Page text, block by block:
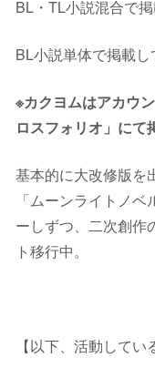
BL・TL小説混合で
BL小説単体で掲載し
※カクヨムはアカウ
ロスフォリオ」にて
基本的に大改修版を
「ムーンライトノ
ーしずつ、二次創作
ト移行中。
【以下、活動してい